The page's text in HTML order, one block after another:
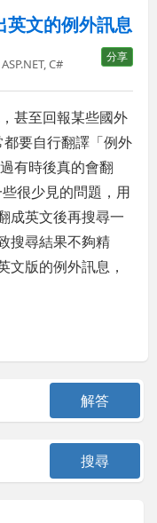
文的例外訊息
分享
,ASP.NET,C#
甚至回報某些國外
要自行翻譯「例外
有時後真的會翻
很少見的問題，用
成英文後再搜尋一
搜尋結果不夠精
文版的例外訊息，